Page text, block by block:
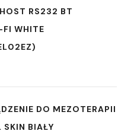
RS232 BT
FI WHITE
DO MEZOTERAPII
SKIN BIAŁY